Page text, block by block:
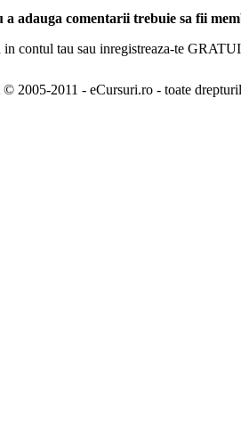
a adauga comentarii trebuie sa fii
in contul tau sau inregistreaza-te
2005-2011 - eCursuri.ro - toate